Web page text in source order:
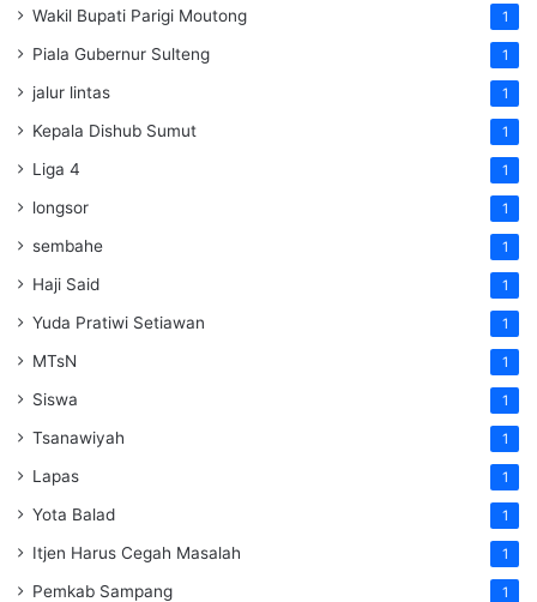
Wakil Bupati Parigi Moutong 1
Piala Gubernur Sulteng 1
jalur lintas 1
Kepala Dishub Sumut 1
Liga 4 1
longsor 1
sembahe 1
Haji Said 1
Yuda Pratiwi Setiawan 1
MTsN 1
Siswa 1
Tsanawiyah 1
Lapas 1
Yota Balad 1
Itjen Harus Cegah Masalah 1
Pemkab Sampang 1